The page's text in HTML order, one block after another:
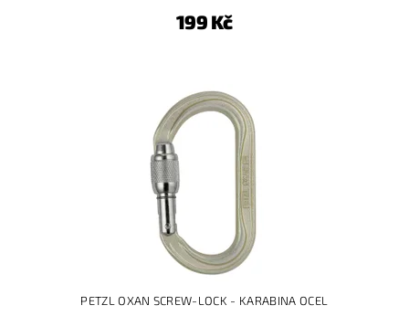
199 Kč
PETZL OXAN SCREW-LOCK - KARABINA OCEL